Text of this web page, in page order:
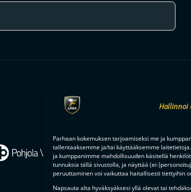
Hallinnoi
Parhaan kokemuksen tarjoamiseksi me ja
tallentaaksemme ja/tai käyttääksemme
ja kumppanimme mahdollisuuden käsitellä
tunnuksia tällä sivustolla, ja näyttää (ei-
peruuttaminen voi vaikuttaa haitallisesti tiettyihin
Napsauta alta hyväksyäksesi yllä olevat tai
F-LIIGAN